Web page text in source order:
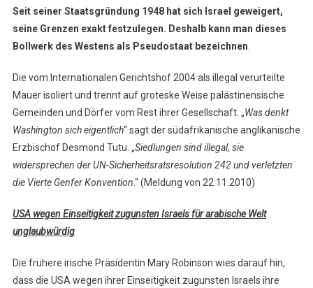
Seit seiner Staatsgründung 1948 hat sich Israel geweigert,
seine Grenzen exakt festzulegen. Deshalb kann man dieses
Bollwerk des Westens als Pseudostaat bezeichnen.
Die vom Internationalen Gerichtshof 2004 als illegal verurteilte
Mauer isoliert und trennt auf groteske Weise palästinensische
Gemeinden und Dörfer vom Rest ihrer Gesellschaft. „Was denkt
Washington sich eigentlich“ sagt der südafrikanische anglikanische
Erzbischof Desmond Tutu. „Siedlungen sind illegal, sie
widersprechen der UN-Sicherheitsratsresolution 242 und verletzten
die Vierte Genfer Konvention.“ (Meldung von 22.11.2010)
USA wegen Einseitigkeit zugunsten Israels für arabische Welt
unglaubwürdig
Die frühere irische Präsidentin Mary Robinson wies darauf hin,
dass die USA wegen ihrer Einseitigkeit zugunsten Israels ihre